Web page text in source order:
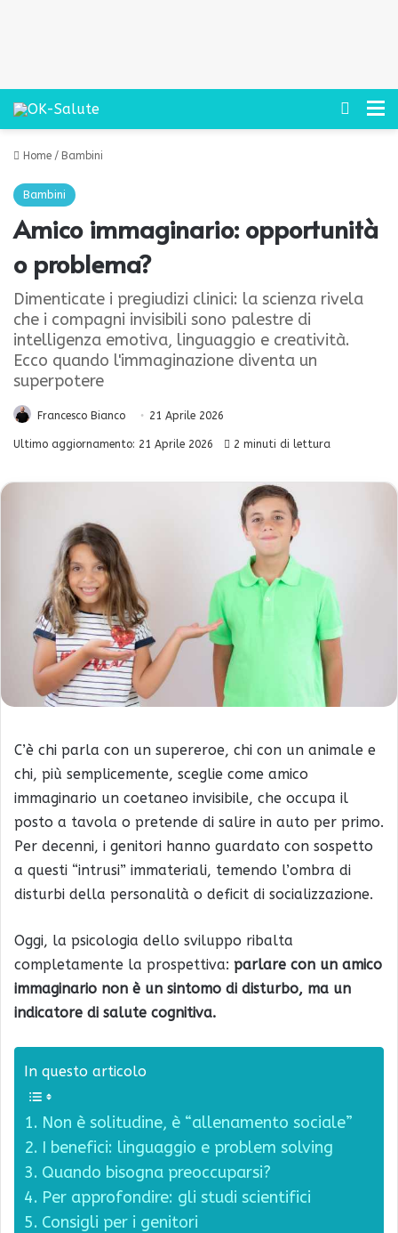
Cerca
Home / Bambini
Bambini
Amico immaginario: opportunità
o problema?
Dimenticate i pregiudizi clinici: la scienza rivela
che i compagni invisibili sono palestre di
intelligenza emotiva, linguaggio e creatività.
Ecco quando l'immaginazione diventa un
superpotere
Francesco Bianco 21 Aprile 2026
Ultimo aggiornamento: 21 Aprile 2026 2 minuti di lettura
C’è chi parla con un supereroe, chi con un animale e
chi, più semplicemente, sceglie come amico
immaginario un coetaneo invisibile, che occupa il
posto a tavola o pretende di salire in auto per primo.
Per decenni, i genitori hanno guardato con sospetto
a questi “intrusi” immateriali, temendo l’ombra di
disturbi della personalità o deficit di socializzazione.
Oggi, la psicologia dello sviluppo ribalta
completamente la prospettiva: parlare con un amico
immaginario non è un sintomo di disturbo, ma un
indicatore di salute cognitiva.
In questo articolo
Non è solitudine, è “allenamento sociale”
I benefici: linguaggio e problem solving
Quando bisogna preoccuparsi?
Per approfondire: gli studi scientifici
Consigli per i genitori